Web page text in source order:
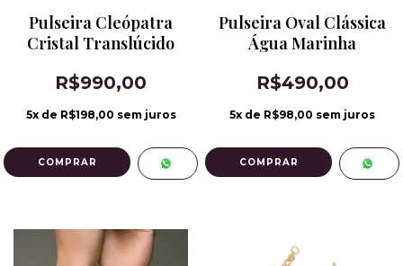
Pulseira Cleópatra
Cristal Translúcido
R$990,00
5x de R$198,00 sem juros
Pulseira Oval Clássica
Água Marinha
R$490,00
5x de R$98,00 sem juros